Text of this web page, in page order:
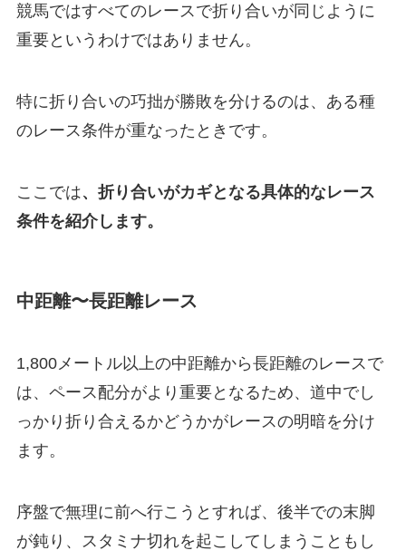
競馬ではすべてのレースで折り合いが同じように
重要というわけではありません。
特に折り合いの巧拙が勝敗を分けるのは、ある種
のレース条件が重なったときです。
ここでは、折り合いがカギとなる具体的なレース
条件を紹介します。
中距離〜長距離レース
1,800メートル以上の中距離から長距離のレースで
は、ペース配分がより重要となるため、道中でし
っかり折り合えるかどうかがレースの明暗を分け
ます。
序盤で無理に前へ行こうとすれば、後半での末脚
が鈍り、スタミナ切れを起こしてしまうこともし